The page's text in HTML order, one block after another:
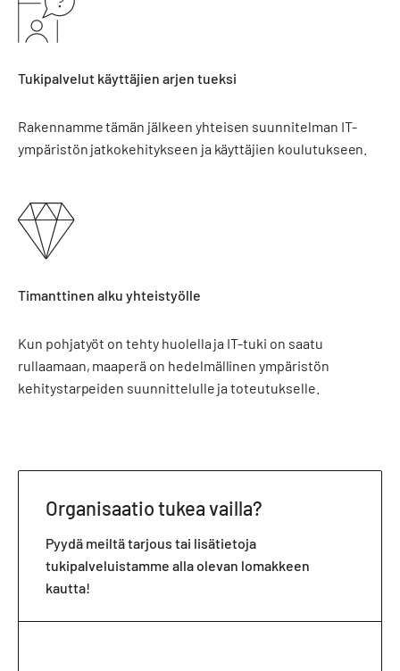
Tukipalvelut käyttäjien arjen tueksi
Rakennamme tämän jälkeen yhteisen suunnitelman IT-
ympäristön jatkokehitykseen ja käyttäjien koulutukseen.
Timanttinen alku yhteistyölle
Kun pohjatyöt on tehty huolella ja IT-tuki on saatu
rullaamaan, maaperä on hedelmällinen ympäristön
kehitystarpeiden suunnittelulle ja toteutukselle.
Organisaatio tukea vailla?
Pyydä meiltä tarjous tai lisätietoja
tukipalveluistamme alla olevan lomakkeen
kautta!